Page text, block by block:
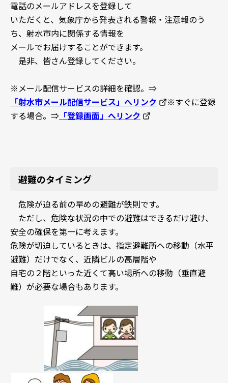
電話のメールアドレスを登録して
いただくと、気象庁から発表される警報・注意報のう
ち、射水市内に関係する情報を
メールでお届けすることができます。
是非、皆さん登録してください。
※メール配信サービスの詳細を確認。⇒
「射水市メール配信サービス」へリンク
※すぐに登録
する場合。⇒ 「登録画面」へリンク
避難のタイミング
危険が迫る前の早めの避難が鉄則です。
ただし、危険な状況の中での避難はできるだけ避け、
安全の確保を第一に考えます。
危険が切迫しているときは、指定避難所への移動（水平
避難）だけでなく、近隣ビルの高層階や
自宅の２階といった近くて高い場所への移動（垂直避
難）が必要な場合もあります。